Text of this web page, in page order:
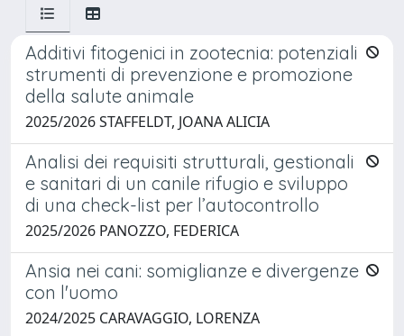
Additivi fitogenici in zootecnia: potenziali
strumenti di prevenzione e promozione
della salute animale
2025/2026 STAFFELDT, JOANA ALICIA
Analisi dei requisiti strutturali, gestionali
e sanitari di un canile rifugio e sviluppo
di una check-list per l’autocontrollo
2025/2026 PANOZZO, FEDERICA
Ansia nei cani: somiglianze e divergenze
con l'uomo
2024/2025 CARAVAGGIO, LORENZA